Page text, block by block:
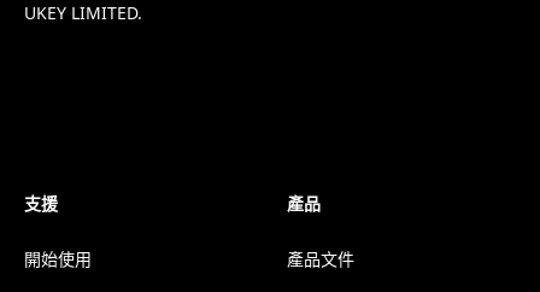
UKEY LIMITED.
支援
開始使用
產品
產品文件